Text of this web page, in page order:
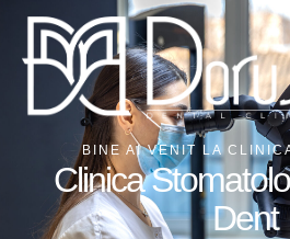
BINE AI VENIT LA
Clinica
Dent